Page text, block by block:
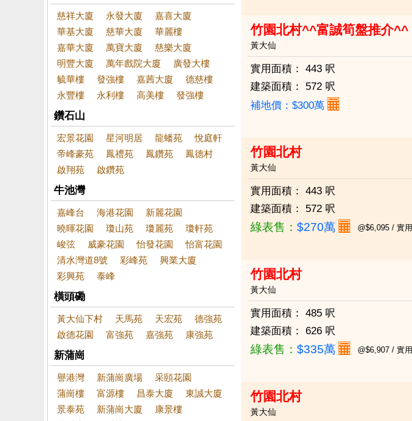
慈祥大廈 永發大廈
嘉喜大廈
華基大廈
慈華大廈
華麗樓
嘉華大廈
萬寶大廈
慈樂大廈
明豐大廈
萬年戲院大廈
廣發大樓
毓華樓
發強樓 嘉茜大廈
德慈樓
永豐樓
永利樓 高美樓 發強樓
鑽石山
宏景花園 星河明居 龍蟠苑
悅庭軒
帝峰豪苑
鳳禮苑 鳳鑽苑
鳳德村
啟翔苑
啟鑽苑
牛池灣
嘉峰台 海港花園
新麗花園
曉暉花園
瓊山苑 瓊麗苑
瓊軒苑
峻弦
威豪花園 怡發花園
怡富花園
清水灣道8號
彩峰苑
興業大廈
彩興苑
泰峰
橫頭磡
黃大仙下村 天馬苑 天宏苑
德強苑
啟德花園
富強苑 嘉強苑 康強苑
新蒲崗
譽港灣 新蒲崗廣場
采頤花園
蒲崗樓
富源樓 昌泰大廈
東誠大廈
景泰苑
新蒲崗大廈
康景樓
竹園北村^^富誠筍盤推介^^
黃大仙
實用面積：
443 呎
建築面積：
572 呎
補地價：$300萬
竹園北村
黃大仙
實用面積：
443 呎
建築面積：
572 呎
綠表售： $270萬 @$6,095 / 實用
竹園北村
黃大仙
實用面積：
485 呎
建築面積：
626 呎
綠表售： $335萬 @$6,907 / 實用
竹園北村
黃大仙